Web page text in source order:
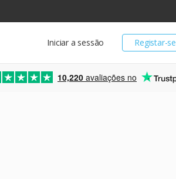
Registar-se
Iniciar a sessão
10,220 avaliações no